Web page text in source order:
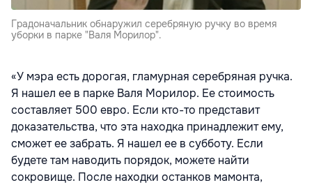
Градоначальник обнаружил серебряную ручку во время
уборки в парке "Валя Морилор".
«У мэра есть дорогая, гламурная серебряная ручка.
Я нашел ее в парке Валя Морилор. Ее стоимость
составляет 500 евро. Если кто-то представит
доказательства, что эта находка принадлежит ему,
сможет ее забрать. Я нашел ее в субботу. Если
будете там наводить порядок, можете найти
сокровище. После находки останков мамонта,